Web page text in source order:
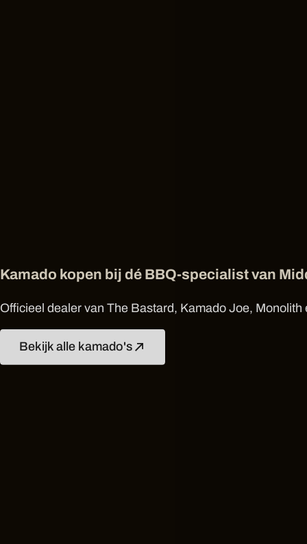
Kamado kopen bij dé BBQ-specialist van
Officieel dealer van The Bastard, Kamado Joe,
Bekijk alle kamado's